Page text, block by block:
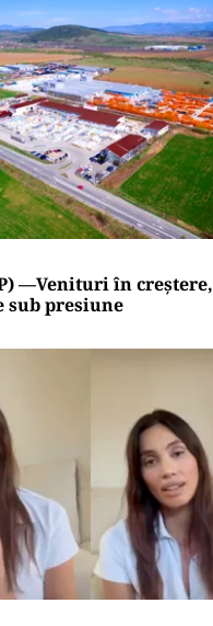
—Venituri în creștere,
presiune